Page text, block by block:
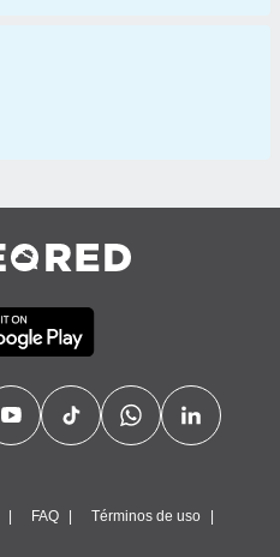
FAQ Términos de uso